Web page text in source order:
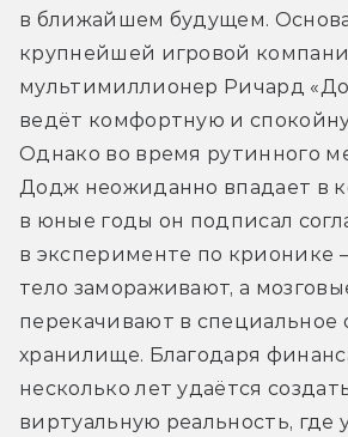
в ближайшем будущем.
крупнейшей игровой
мультимиллионер Ричард
ведёт комфортную и
Однако во время рутинного
Додж неожиданно впадает в
в юные годы он подписал
в эксперименте по крионике
тело замораживают, а
перекачивают в специальное
хранилище. Благодаря
несколько лет удаётся
виртуальную реальность,